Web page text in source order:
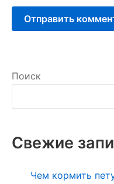
Поиск
Свежие
Чем кормить